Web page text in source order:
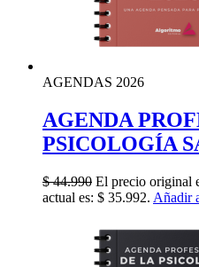
AGENDAS 2026
AGENDA
PSICOLOGÍA
$44.990 El precio original
actual es: $ 35.992. Añadir